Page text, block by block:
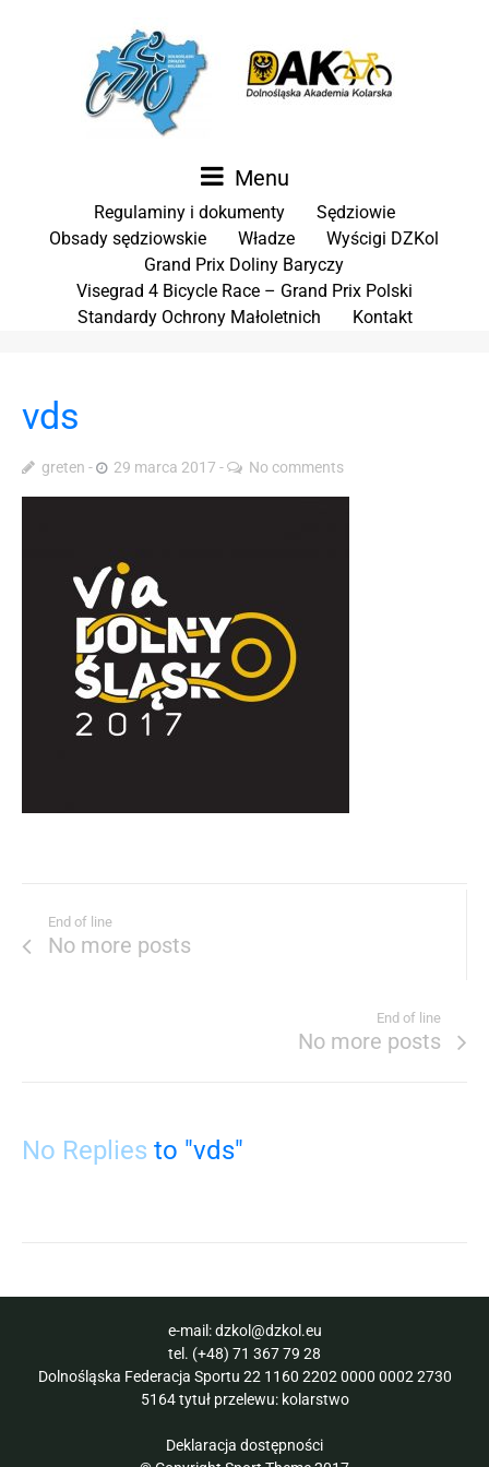
Menu
Regulaminy i dokumenty
Sędziowie
Obsady sędziowskie
Władze
Wyścigi DZKol
Grand Prix Doliny Baryczy
Visegrad 4 Bicycle Race – Grand Prix Polski
Standardy Ochrony Małoletnich
Kontakt
vds
greten 29 marca 2017 No comments
End of line
No more posts
End of line
No more posts
No Replies to "vds"
e-mail:dzkol@dzkol.eu
tel. (+48) 71 367 79 28
Dolnośląska Federacja Sportu 22 1160 2202 0000 0002 2730
5164 tytuł przelewu: kolarstwo
Deklaracja dostępności